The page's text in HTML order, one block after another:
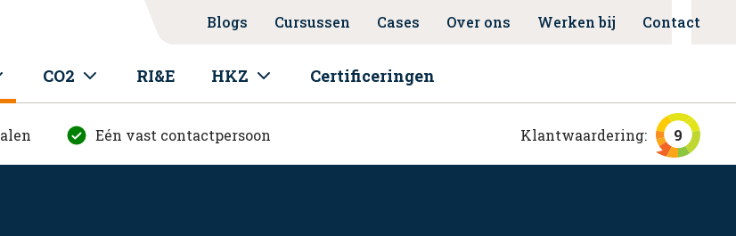
Blogs Cursussen Cases Over ons Werken bij Contact
CO2 RI&E HKZ Certificeringen
Eén vast contactpersoon Klantwaardering: 9